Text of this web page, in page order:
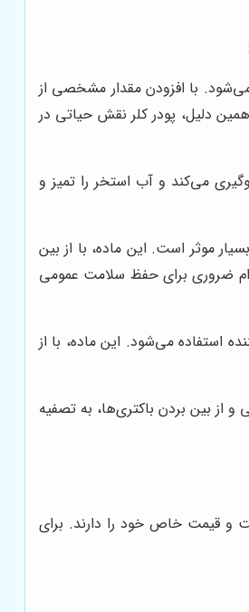
با افزودن مقدار مشخصی از
دلیل، پودر کلر نقش حیاتی در
می‌کند و آب استخر را تمیز و
موثر است. این ماده، با از بین
ضروری برای حفظ سلامت عمومی
استفاده می‌شود. این ماده، با از
و از بین بردن باکتری‌ها، به تصفیه
و قیمت خاص خود را دارند. برای